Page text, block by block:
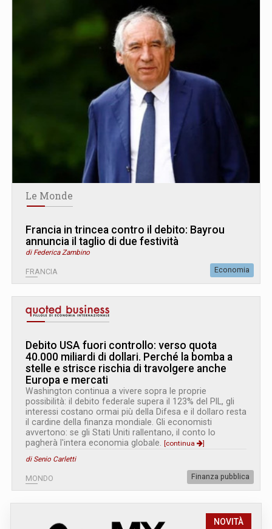
Le Monde
Francia in trincea contro il debito: Bayrou
annuncia il taglio di due festività
di Federica Zambino
FRANCIA Economia
Debito USA fuori controllo: verso quota
40.000 miliardi di dollari. Perché la bomba a
stelle e strisce rischia di travolgere anche
Europa e mercati
Washington continua a vivere sopra le proprie
possibilità: il debito federale supera il 123% del PIL, gli
interessi costano ormai più della Difesa e il dollaro resta
il cardine della finanza mondiale. Gli economisti
avvertono: se gli Stati Uniti rallentano, il conto lo
pagherà l'intera economia globale. [continua
]
di Senio Carletti
MONDO Finanza pubblica
NOVITÀ